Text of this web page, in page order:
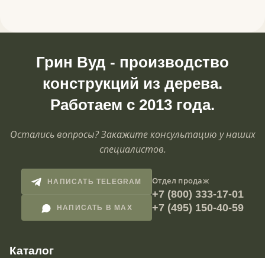
Грин Вуд - производство
конструкций из дерева.
Работаем с 2013 года.
Остались вопросы? Закажите консультацию у наших
специалистов.
НАПИСАТЬ TELEGRAM
НАПИСАТЬ В MAX
Отдел продаж
+7 (800) 333-17-01
+7 (495) 150-40-59
Каталог